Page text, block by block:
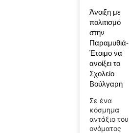
Άνοιξη με
πολιτισμό
στην
Παραμυθιά-
Έτοιμο να
ανοίξει το
Σχολείο
Βούλγαρη
Σε ένα
κόσμημα
αντάξιο του
ονόματος